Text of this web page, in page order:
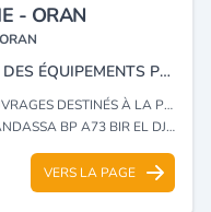
- ORAN
IMPORTATION ET DISTRIBUTION DES ÉQUIPEMENTS PÉTROLIERS ET INDUSTRIELS.
LE TRANSPORT ET LA DISTRIBUTION DES HYDROCARBURES
BP A73 BIR EL DJIR - ORAN
VERS LA PAGE